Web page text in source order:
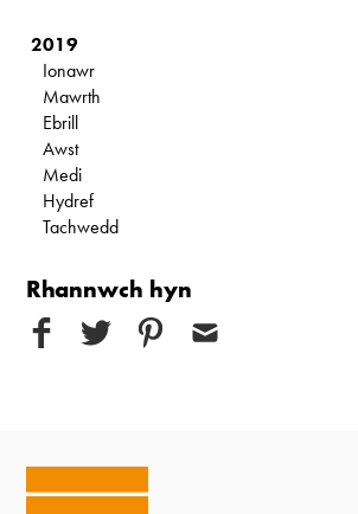
2019
Ionawr
Mawrth
Ebrill
Awst
Medi
Hydref
Tachwedd
Rhannwch hyn